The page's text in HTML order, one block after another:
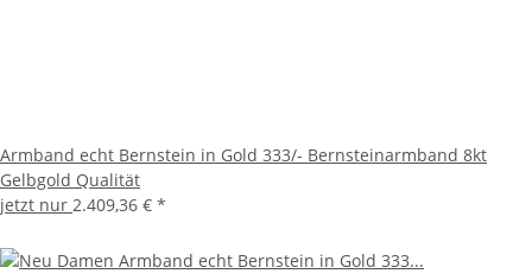
Armband echt Bernstein in Gold 333/- Bernsteinarmband 8kt
Gelbgold Qualität
jetzt nur 2.409,36 € *